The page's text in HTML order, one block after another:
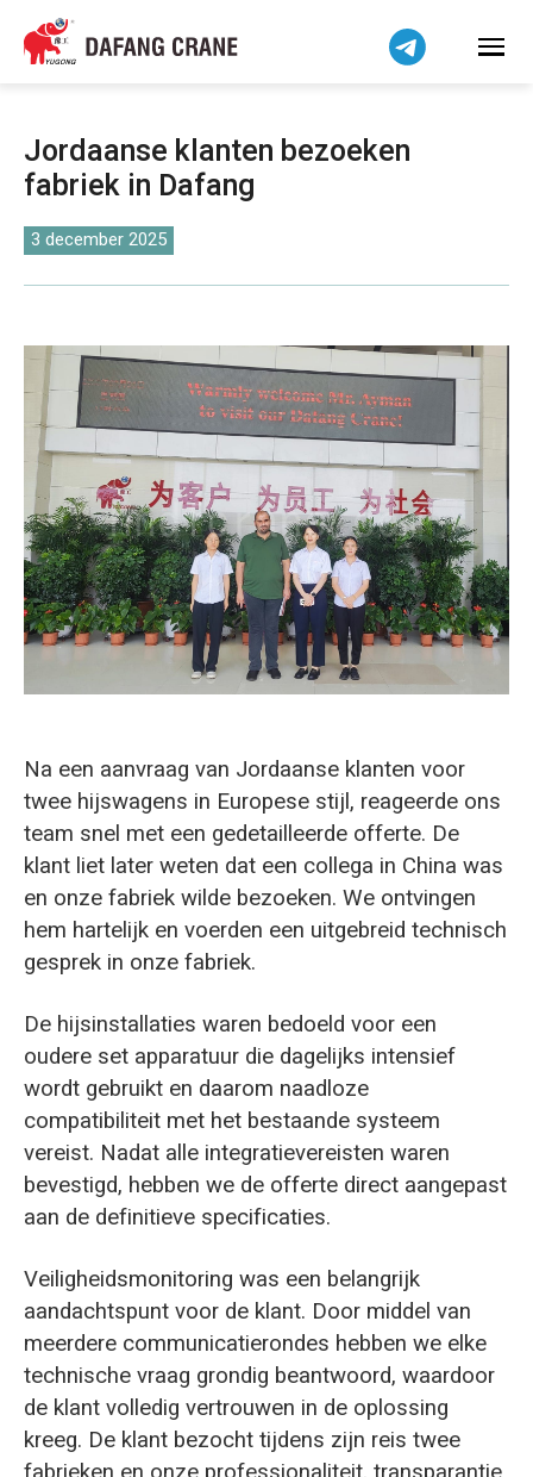
Jordaanse klanten bezoeken
fabriek in Dafang
3 december 2025
Na een aanvraag van Jordaanse klanten voor
twee hijswagens in Europese stijl, reageerde ons
team snel met een gedetailleerde offerte. De
klant liet later weten dat een collega in China was
en onze fabriek wilde bezoeken. We ontvingen
hem hartelijk en voerden een uitgebreid technisch
gesprek in onze fabriek.
De hijsinstallaties waren bedoeld voor een
oudere set apparatuur die dagelijks intensief
wordt gebruikt en daarom naadloze
compatibiliteit met het bestaande systeem
vereist. Nadat alle integratievereisten waren
bevestigd, hebben we de offerte direct aangepast
aan de definitieve specificaties.
Veiligheidsmonitoring was een belangrijk
aandachtspunt voor de klant. Door middel van
meerdere communicatierondes hebben we elke
technische vraag grondig beantwoord, waardoor
de klant volledig vertrouwen in de oplossing
kreeg. De klant bezocht tijdens zijn reis twee
Bahasa Indonesia
Bahasa Melayu
বাংলা
فارسی
Pilipino
اردو
Čeština
Беларуская мова
Kiswahili
Dansk
Norsk
O‘zbekcha